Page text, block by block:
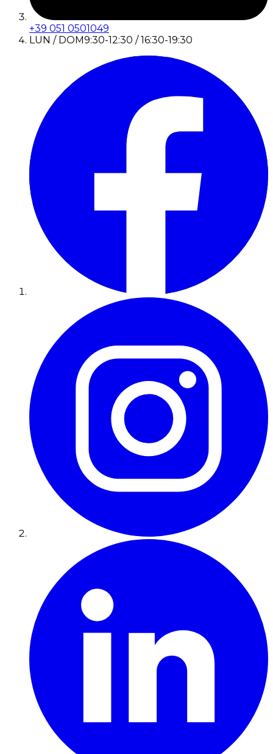
+39 051 0501049
LUN / DOM9:30-12:30 / 16:30-19:30